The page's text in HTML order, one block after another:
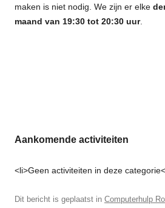
maken is niet nodig. We zijn er elke
maand van 19:30 tot 20:30 uur.
Aankomende activiteiten
<li>Geen activiteiten in deze
Dit bericht is geplaatst in Computerhulp